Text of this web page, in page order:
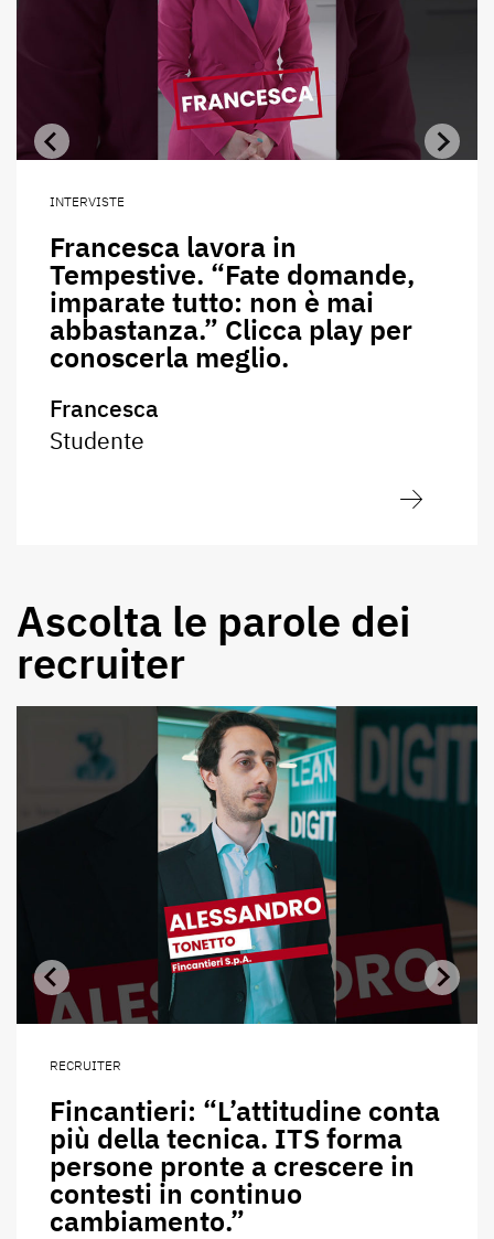
INTERVISTE
Francesca lavora in
Tempestive. “Fate domande,
imparate tutto: non è mai
abbastanza.” Clicca play per
conoscerla meglio.
Francesca
Studente
Ascolta le parole dei
recruiter
RECRUITER
Fincantieri: “L’attitudine conta
più della tecnica. ITS forma
persone pronte a crescere in
contesti in continuo
cambiamento.”